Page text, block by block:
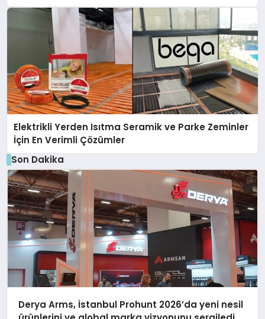
Elektrikli Yerden Isıtma Seramik ve Parke Zeminler
İçin En Verimli Çözümler
Son Dakika
Derya Arms, İstanbul Prohunt 2026’da yeni nesil